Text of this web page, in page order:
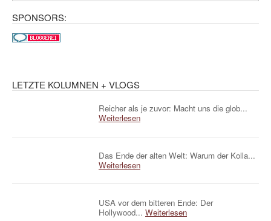
SPONSORS:
LETZTE KOLUMNEN + VLOGS
Reicher als je zuvor: Macht uns die glob...
Weiterlesen
Das Ende der alten Welt: Warum der Kolla...
Weiterlesen
USA vor dem bitteren Ende: Der
Hollywood... Weiterlesen